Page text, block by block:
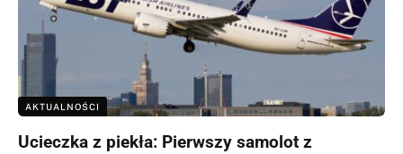
AKTUALNOŚCI
Ucieczka z piekła: Pierwszy samolot z